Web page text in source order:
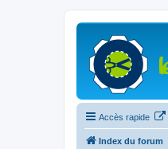
Accès rapide
Index du forum